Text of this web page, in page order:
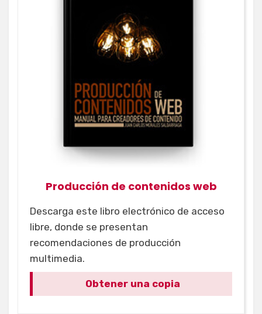
Producción de contenidos web
Descarga este libro electrónico de acceso
libre, donde se presentan
recomendaciones de producción
multimedia.
Obtener una copia